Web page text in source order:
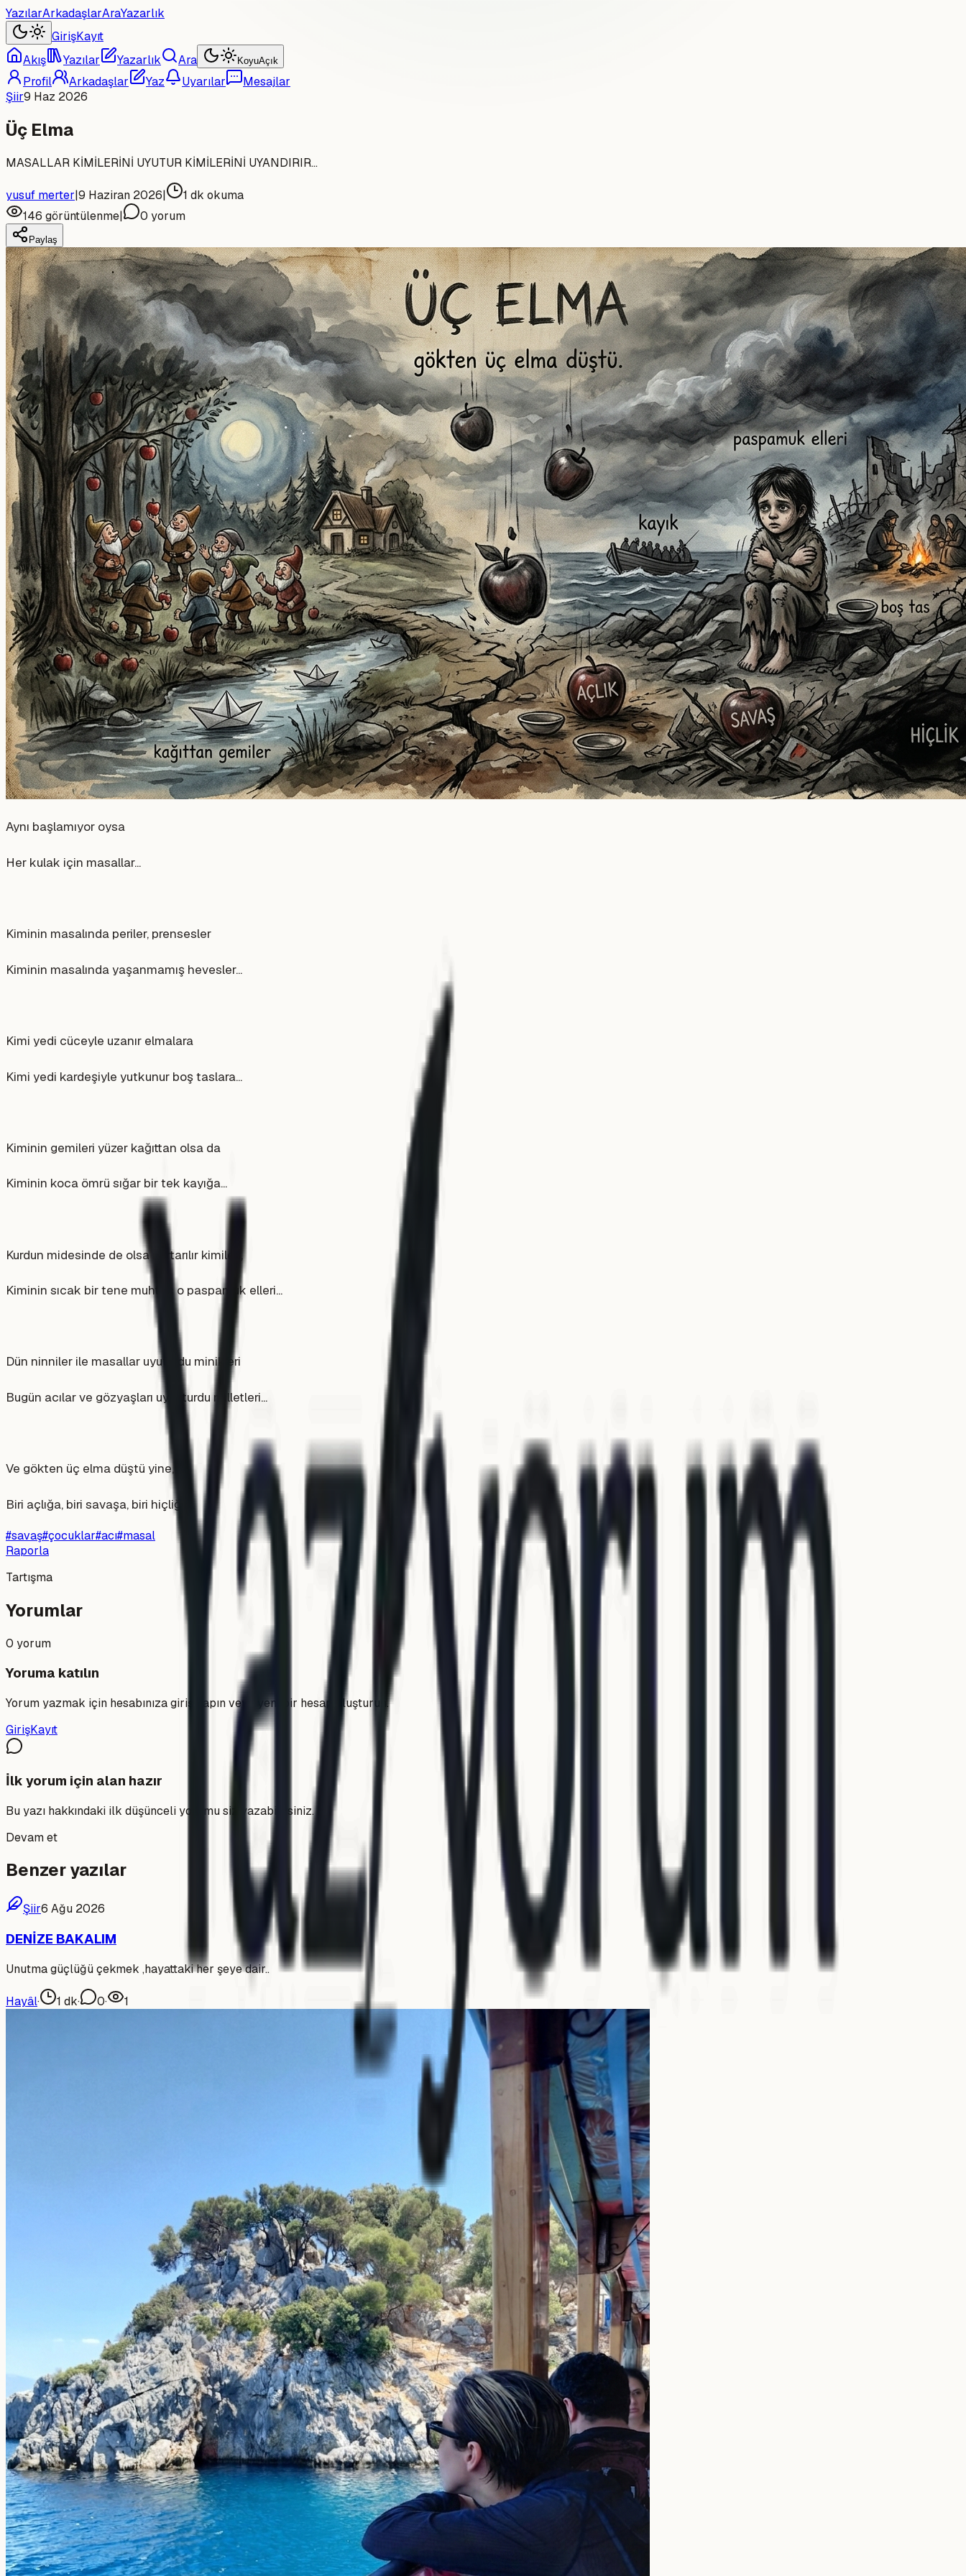
YazılarArkadaşlarAraYazarlık
GirişKayıt
Akış
Yazılar Yazarlık Ara KoyuAçık
Profil Arkadaşlar Yaz Uyarılar
Mesajlar
Şiir9 Haz 2026
Üç Elma
MASALLAR KİMİLERİNİ UYUTUR KİMİLERİNİ UYANDIRIR...
yusuf merter|9 Haziran 2026| 1 dk okuma
146 görüntülenme| 0 yorum
Paylaş
Aynı başlamıyor oysa
Her kulak için masallar...
Kiminin masalında periler, prensesler
Kiminin masalında yaşanmamış hevesler...
Kimi yedi cüceyle uzanır elmalara
Kimi yedi kardeşiyle yutkunur boş taslara...
Kiminin gemileri yüzer kağıttan olsa da
Kiminin koca ömrü sığar bir tek kayığa...
Kurdun midesinde de olsa kurtarılır kimileri,
Kiminin sıcak bir tene muhtaç o paspamuk elleri...
Dün ninniler ile masallar uyuturdu minikleri
Bugün acılar ve gözyaşları uyuşturdu milletleri...
Ve gökten üç elma düştü yine,
Biri açlığa, biri savaşa, biri hiçliğe...
#savaş#çocuklar#acı#masal
Raporla
Tartışma
Yorumlar
0 yorum
Yoruma katılın
Yorum yazmak için hesabınıza giriş yapın veya yeni bir hesap oluşturun.
GirişKayıt
İlk yorum için alan hazır
Bu yazı hakkındaki ilk düşünceli yorumu siz yazabilirsiniz.
Devam et
Benzer yazılar
Şiir6 Ağu 2026
DENİZE BAKALIM
Unutma güçlüğü çekmek ,hayattaki her şeye dair..
Hayâl· 1 dk· 0· 1